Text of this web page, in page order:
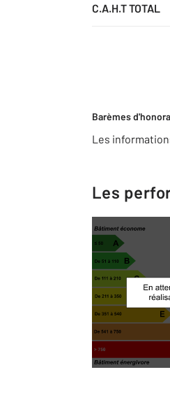
C.A.H.T TOTAL
Barèmes
Les
Les